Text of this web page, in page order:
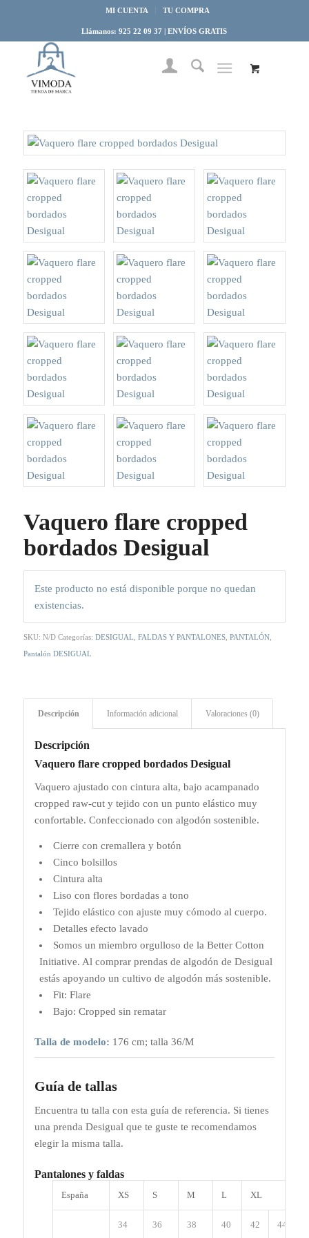
MI CUENTA TU COMPRA
Llámanos: 925 22 09 37 | ENVÍOS GRATIS
Vaquero flare cropped
bordados Desigual
Este producto no está disponible porque no quedan
existencias.
SKU: N/D Categorías: DESIGUAL FALDAS Y PANTALONES, PANTALÓN,
Pantalón DESIGUAL
Descripción Información adicional Valoraciones (0)
Descripción
Vaquero flare cropped bordados Desigual
Vaquero ajustado con cintura alta, bajo acampanado
cropped raw-cut y tejido con un punto elástico muy
confortable. Confeccionado con algodón sostenible.
Cierre con cremallera y botón
Cinco bolsillos
Cintura alta
Liso con flores bordadas a tono
Tejido elástico con ajuste muy cómodo al cuerpo.
Detalles efecto lavado
Somos un miembro orgulloso de la Better Cotton
Initiative. Al comprar prendas de algodón de Desigual
estás apoyando un cultivo de algodón más sostenible.
Fit: Flare
Bajo: Cropped sin rematar
Talla de modelo: 176 cm; talla 36/M
Guía de tallas
Encuentra tu talla con esta guía de referencia. Si tienes
una prenda Desigual que te guste te recomendamos
elegir la misma talla.
Pantalones y faldas
España XS S M L XL
34 36 38 40 42 44